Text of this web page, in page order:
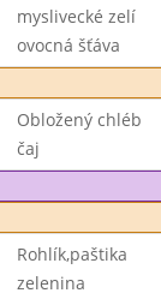
myslivecké zelí
ovocná šťáva
Obložený chléb
čaj
Rohlík,paštika
zelenina